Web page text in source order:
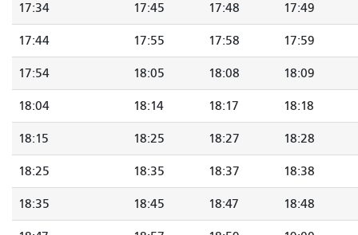
17:34 17:45 17:48 17:49
17:44 17:55 17:58 17:59
17:54 18:05 18:08 18:09
18:04 18:14 18:17 18:18
18:15 18:25 18:27 18:28
18:25 18:35 18:37 18:38
18:35 18:45 18:47 18:48